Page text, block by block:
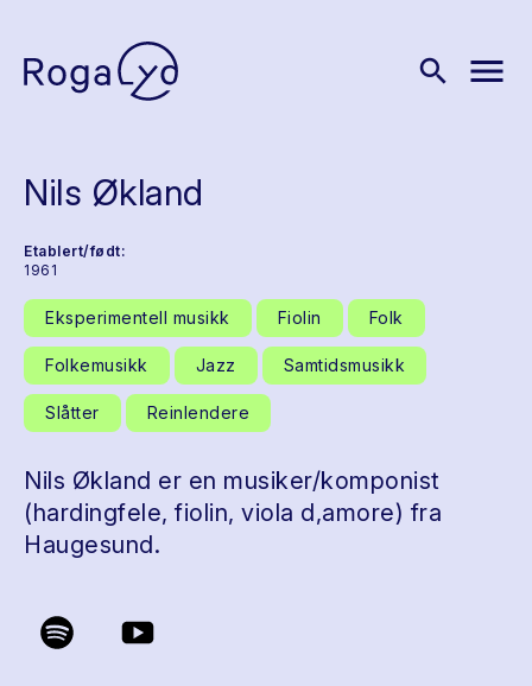
search menu
Nils Økland
Etablert/født:
1961
Eksperimentell musikk Fiolin Folk
Folkemusikk Jazz Samtidsmusikk
Slåtter Reinlendere
Nils Økland er en musiker/komponist
(hardingfele, fiolin, viola d,amore) fra
Haugesund.